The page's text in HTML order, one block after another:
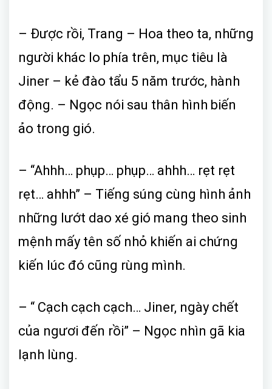
– Được rồi, Trang – Hoa theo ta, những
người khác lo phía trên, mục tiêu là
Jiner – kẻ đào tẩu 5 năm trước, hành
động. – Ngọc nói sau thân hình biến
ảo trong gió.
– “Ahhh… phụp… phụp… ahhh… rẹt rẹt
rẹt… ahhh” – Tiếng súng cùng hình ảnh
những lướt dao xé gió mang theo sinh
mệnh mấy tên số nhỏ khiến ai chứng
kiến lúc đó cũng rùng mình.
– “ Cạch cạch cạch… Jiner, ngày chết
của ngươi đến rồi” – Ngọc nhìn gã kia
lạnh lùng.